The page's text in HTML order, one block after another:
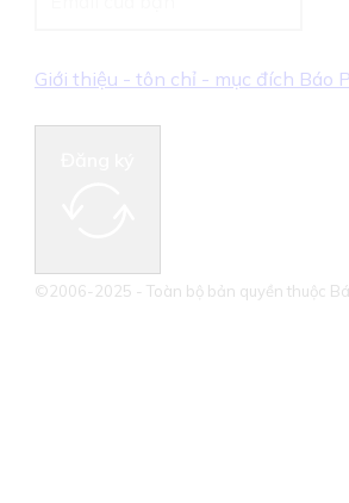
Giới thiệu - tôn chỉ - mục đích Báo
©2006-2025 - Toàn bộ bản quyền thuộc